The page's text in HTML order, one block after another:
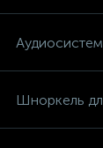
Шноркель